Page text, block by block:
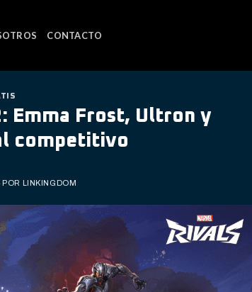
CONTACTO
Emma Frost, Ultron y
competitivo
POR LINKINGDOM